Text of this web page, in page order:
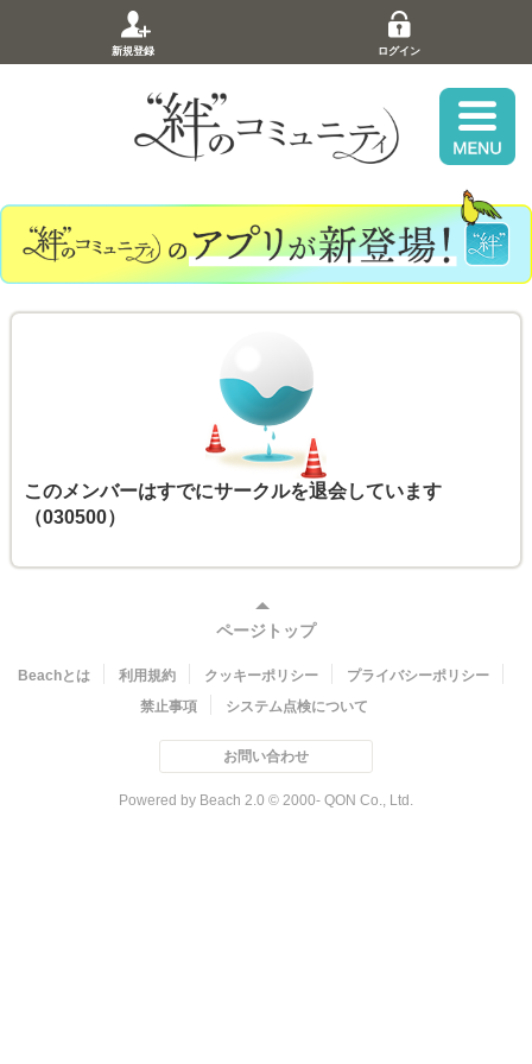
新規登録 ログイン
このメンバーはすでにサークルを退会しています
（030500）
ページトップ
Beachとは 利用規約 クッキーポリシー
プライバシーポリシー
禁止事項
システム点検について
お問い合わせ
Powered by Beach 2.0 © 2000- QON Co., Ltd.